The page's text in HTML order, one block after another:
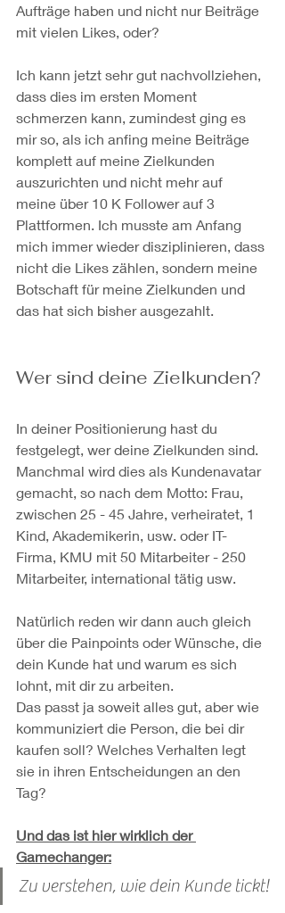
Aufträge haben und nicht nur Beiträge
mit vielen Likes, oder?
Ich kann jetzt sehr gut nachvollziehen,
dass dies im ersten Moment
schmerzen kann, zumindest ging es
mir so, als ich anfing meine Beiträge
komplett auf meine Zielkunden
auszurichten und nicht mehr auf
meine über 10 K Follower auf 3
Plattformen. Ich musste am Anfang
mich immer wieder disziplinieren, dass
nicht die Likes zählen, sondern meine
Botschaft für meine Zielkunden und
das hat sich bisher ausgezahlt.
Wer sind deine Zielkunden?
In deiner Positionierung hast du
festgelegt, wer deine Zielkunden sind.
Manchmal wird dies als Kundenavatar
gemacht, so nach dem Motto: Frau,
zwischen 25 - 45 Jahre, verheiratet, 1
Kind, Akademikerin, usw. oder IT-
Firma, KMU mit 50 Mitarbeiter - 250
Mitarbeiter, international tätig usw.
Natürlich reden wir dann auch gleich
über die Painpoints oder Wünsche, die
dein Kunde hat und warum es sich
lohnt, mit dir zu arbeiten.
Das passt ja soweit alles gut, aber wie
kommuniziert die Person, die bei dir
kaufen soll? Welches Verhalten legt
sie in ihren Entscheidungen an den
Tag?
Und das ist hier wirklich der
Gamechanger:
Zu verstehen, wie dein Kunde tickt!